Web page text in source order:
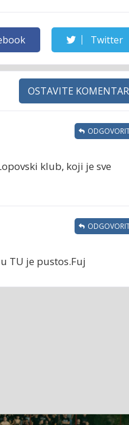
Twitter
OSTAVITE KOMENTAR
klub, koji je sve
TU je pustos.Fuj